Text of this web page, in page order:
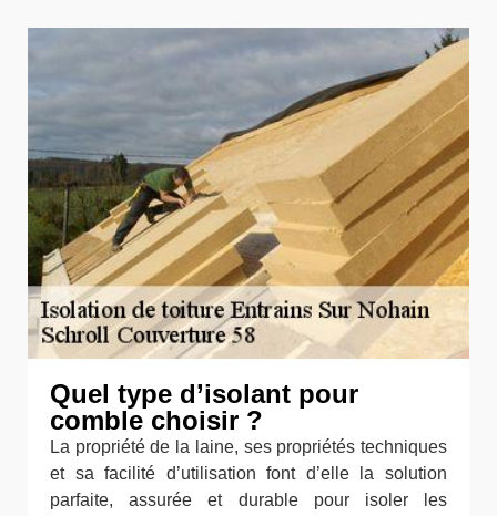
Quel type d’isolant pour
comble choisir ?
La propriété de la laine, ses propriétés techniques
et sa facilité d’utilisation font d’elle la solution
parfaite, assurée et durable pour isoler les